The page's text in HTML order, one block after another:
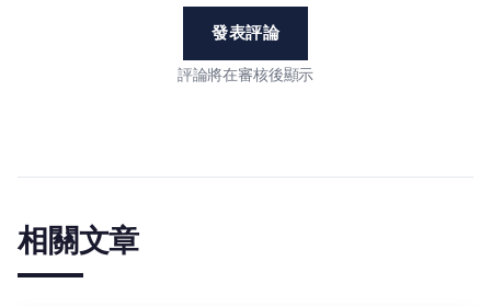
發表評論
評論將在審核後顯示
相關文章